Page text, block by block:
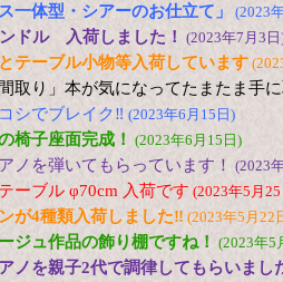
一体型・シアーのお仕立て」 (2023
ドル 入荷しました！ (2023年7月3日
とテーブル小物等入荷しています
間取り」本が気になってたまたま手
シでブレイク‼ (2023年6月15日)
椅子座面完成！ (2023年6月15日)
ノを弾いてもらっています！ (2023
ーブル φ70cm 入荷です (2023年5月
が4種類入荷しました‼ (2023年5月22
ジュ作品の飾り棚ですね！ (2023年5
ノを親子2代で調律してもらいまし